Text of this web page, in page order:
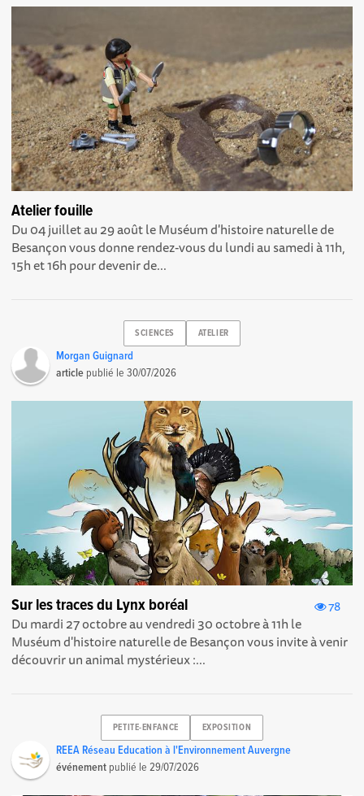
Atelier fouille
Du 04 juillet au 29 août le Muséum d'histoire naturelle de
Besançon vous donne rendez-vous du lundi au samedi à 11h,
15h et 16h pour devenir de...
SCIENCES ATELIER
Morgan Guignard
article publié le30/07/2026
78
Sur les traces du Lynx boréal
Du mardi 27 octobre au vendredi 30 octobre à 11h le
Muséum d'histoire naturelle de Besançon vous invite à venir
découvrir un animal mystérieux :...
PETITE-ENFANCE EXPOSITION
REEA Réseau Education à l'Environnement Auvergne
événement publié le29/07/2026